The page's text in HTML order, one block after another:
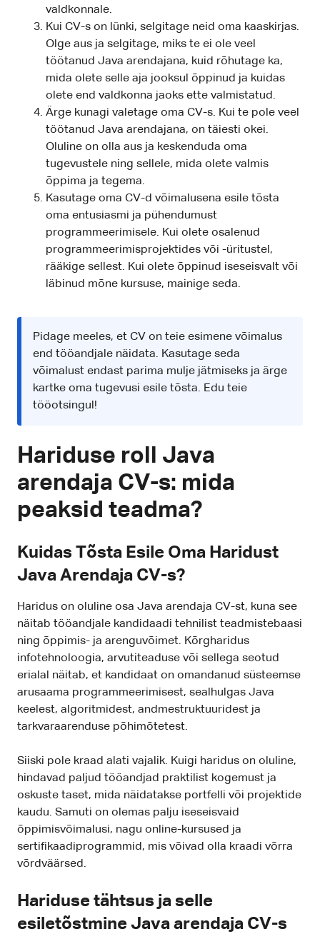
valdkonnale.
Kui CV-s on lünki, selgitage neid oma kaaskirjas.
Olge aus ja selgitage, miks te ei ole veel
töötanud Java arendajana, kuid rõhutage ka,
mida olete selle aja jooksul õppinud ja kuidas
olete end valdkonna jaoks ette valmistatud.
Ärge kunagi valetage oma CV-s. Kui te pole veel
töötanud Java arendajana, on täiesti okei.
Oluline on olla aus ja keskenduda oma
tugevustele ning sellele, mida olete valmis
õppima ja tegema.
Kasutage oma CV-d võimalusena esile tõsta
oma entusiasmi ja pühendumust
programmeerimisele. Kui olete osalenud
programmeerimisprojektides või -üritustel,
rääkige sellest. Kui olete õppinud iseseisvalt või
läbinud mõne kursuse, mainige seda.
Pidage meeles, et CV on teie esimene võimalus
end tööandjale näidata. Kasutage seda
võimalust endast parima mulje jätmiseks ja ärge
kartke oma tugevusi esile tõsta. Edu teie
tööotsingul!
Hariduse roll Java
arendaja CV-s: mida
peaksid teadma?
Kuidas Tõsta Esile Oma Haridust
Java Arendaja CV-s?
Haridus on oluline osa Java arendaja CV-st, kuna see
näitab tööandjale kandidaadi tehnilist teadmistebaasi
ning õppimis- ja arenguvõimet. Kõrgharidus
infotehnoloogia, arvutiteaduse või sellega seotud
erialal näitab, et kandidaat on omandanud süsteemse
arusaama programmeerimisest, sealhulgas Java
keelest, algoritmidest, andmestruktuuridest ja
tarkvaraarenduse põhimõtetest.
Siiski pole kraad alati vajalik. Kuigi haridus on oluline,
hindavad paljud tööandjad praktilist kogemust ja
oskuste taset, mida näidatakse portfelli või projektide
kaudu. Samuti on olemas palju iseseisvaid
õppimisvõimalusi, nagu online-kursused ja
sertifikaadiprogrammid, mis võivad olla kraadi võrra
võrdväärsed.
Hariduse tähtsus ja selle
esiletõstmine Java arendaja CV-s